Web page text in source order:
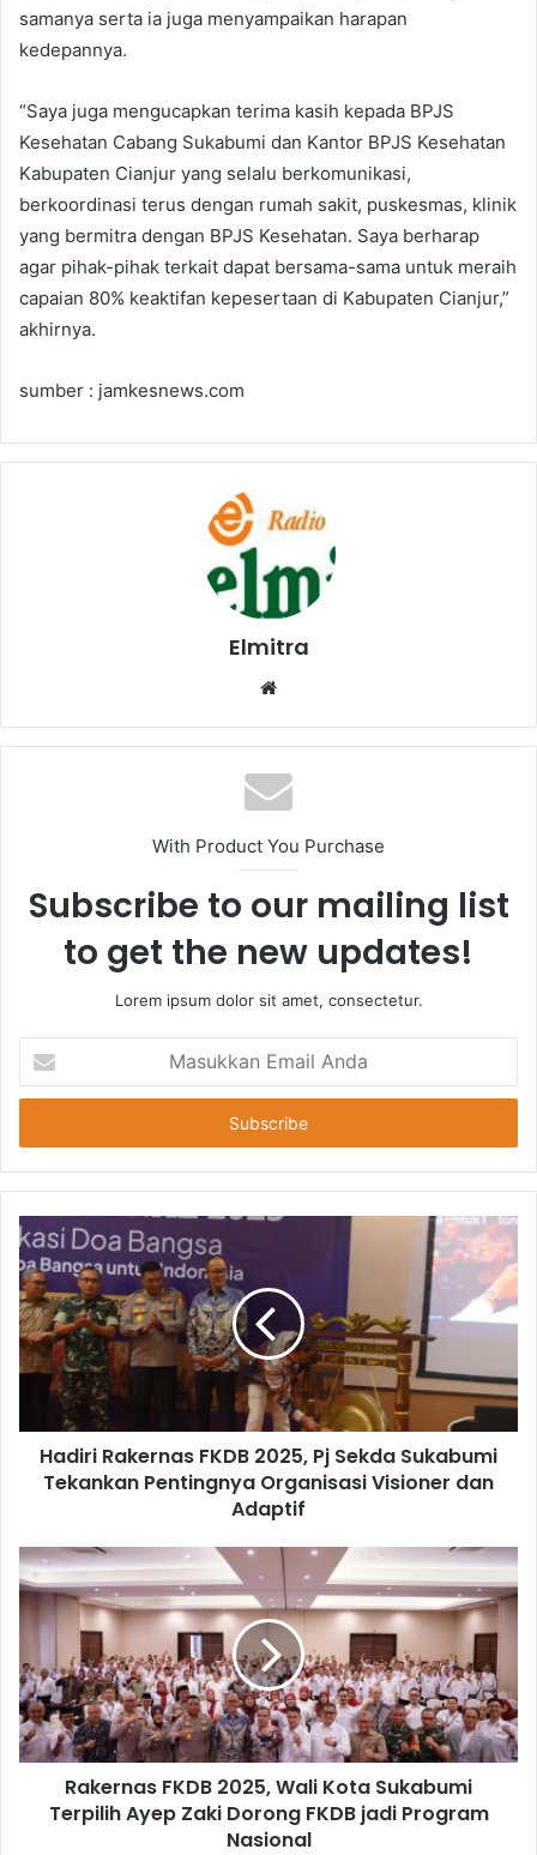
samanya serta ia juga menyampaikan harapan
kedepannya.
“Saya juga mengucapkan terima kasih kepada BPJS
Kesehatan Cabang Sukabumi dan Kantor BPJS Kesehatan
Kabupaten Cianjur yang selalu berkomunikasi,
berkoordinasi terus dengan rumah sakit, puskesmas, klinik
yang bermitra dengan BPJS Kesehatan. Saya berharap
agar pihak-pihak terkait dapat bersama-sama untuk meraih
capaian 80% keaktifan kepesertaan di Kabupaten Cianjur,”
akhirnya.
sumber : jamkesnews.com
Elmitra
Website
With Product You Purchase
Subscribe to our mailing list
to get the new updates!
Lorem ipsum dolor sit amet, consectetur.
Email
Anda
Hadiri Rakernas FKDB 2025, Pj Sekda Sukabumi
Tekankan Pentingnya Organisasi Visioner dan
Adaptif
Rakernas FKDB 2025, Wali Kota Sukabumi
Terpilih Ayep Zaki Dorong FKDB jadi Program
Nasional